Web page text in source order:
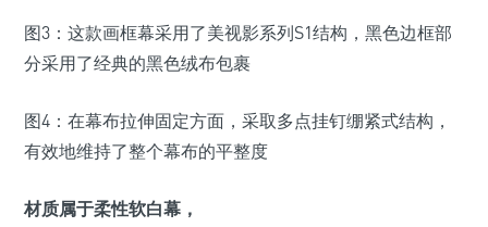
图3：这款画框幕采用了美视影系列S1结构，黑色边框部
分采用了经典的黑色绒布包裹
图4：在幕布拉伸固定方面，采取多点挂钉绷紧式结构，
有效地维持了整个幕布的平整度
材质属于柔性软白幕，